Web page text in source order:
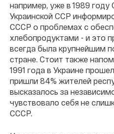
например, уже в 1989 году
Украинской ССР
СССР о проблемах с
хлебопродуктами - и это
всегда была крупнейшим
стране. Стоит также
1991 года в Украине
пришли 84% жителей
высказалось за
чувствовало себя не
СССР.